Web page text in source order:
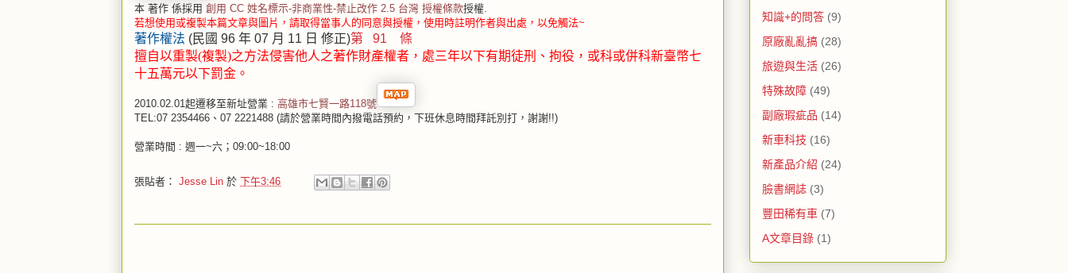
本 著作 係採用 創用 CC 姓名標示-非商業性-禁止改作 2.5 台灣 授權條款授權.
若想使用或複製本篇文章與圖片，請取得當事人的同意與授權，使用時註明作者與出處，以免觸法~
著作權法 (民國 96 年 07 月 11 日 修正)第 91 條
擅自以重製(複製)之方法侵害他人之著作財產權者，處三年以下有期徒刑、拘役 ，或科或併科新臺幣七
十五萬元以下罰金。
2010.02.01起遷移至新址營業 : 高雄市七賢一路118號
TEL:07 2354466、07 2221488 (請於營業時間內撥電話預約，下班休息時間拜託別打，謝謝!!)
營業時間 : 週一~六；09:00~18:00
張貼者： Jesse Lin 於 下午3:46
知識+的問答 (9)
原廠亂亂搞 (28)
旅遊與生活 (26)
特殊故障 (49)
副廠瑕疵品 (14)
新車科技 (16)
新產品介紹 (24)
臉書網誌 (3)
豐田稀有車 (7)
A文章目錄 (1)